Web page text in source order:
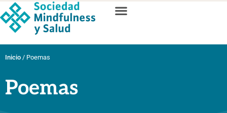
Inicio / Poemas
Poemas